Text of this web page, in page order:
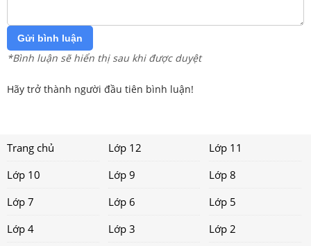
Gửi bình luận
*Bình luận sẽ hiển thị sau khi được duyệt
Hãy trở thành người đầu tiên bình luận!
Trang chủ Lớp 12
Lớp 11
Lớp 10
Lớp 9
Lớp 8
Lớp 7
Lớp 6
Lớp 5
Lớp 4
Lớp 3 Lớp 2